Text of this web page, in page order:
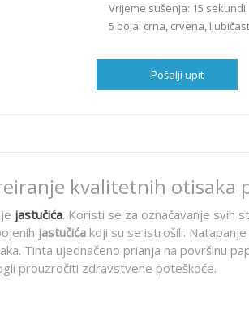
Vrijeme sušenja: 15 sekundi
5 boja: crna, crvena,
Pošalji upit
kvalitetnih otisaka
jastučića. Koristi se za označavanje svih
jastučića koji su se istrošili.
Tinta ujednačeno prianja na površinu
prouzročiti zdravstvene poteškoće.